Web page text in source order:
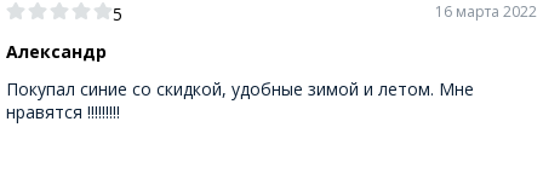
5
Александр
16 марта 2022
Покупал синие со скидкой, удобные зимой и летом. Мне
нравятся !!!!!!!!!